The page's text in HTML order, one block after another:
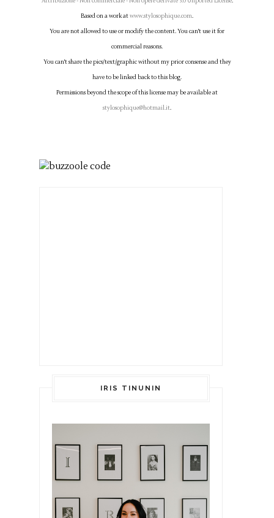
Based on a work atwww.stylosophique.com.
You are not allowed to use or modify the content. You can't use it for
commercial reasons.
You can't share the pics/text/graphic without my prior consense and they
have to be linked back to this blog.
Permissions beyond the scope of this license may be available at
stylosophique@hotmail.it.
IRIS TINUNIN